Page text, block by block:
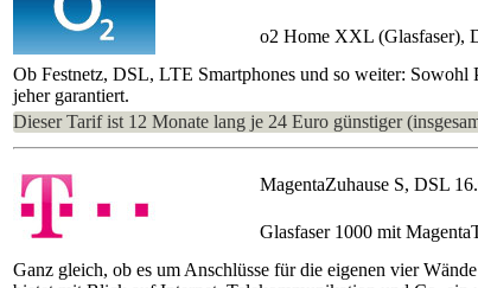
o2 Home XXL (Glasfaser),
Ob Festnetz, DSL, LTE Smartphones und so weiter: Sowohl
jeher garantiert.
Dieser Tarif ist 12 Monate lang je 24 Euro günstiger
MagentaZuhause S, DSL
Glasfaser 1000 mit
Ganz gleich, ob es um Anschlüsse für die eigenen vier